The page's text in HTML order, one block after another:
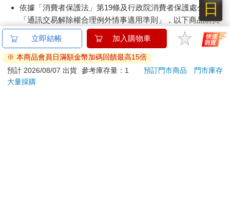
依據「消費者保護法」第19條及行政院消費者保護處公告之
「通訊交易解除權合理例外情事適用準則」，以下商品購買
後，除商品本身有瑕疵外，將不提供7天的猶豫期：
易於腐敗、保存期限較短或解約時即將逾期。（如：生
鮮食品）
依消費者要求所為之客製化給付。（客製化商品）
報紙、期刊或雜誌。（含MOOK、外文雜誌）
立即結帳 加入購物車
※ 本商品會員日滿額金幣加碼回饋最高15倍
預計 2026/08/07 出貨 參考庫存量：1 預訂門市商品
門市庫存
大量採購
日